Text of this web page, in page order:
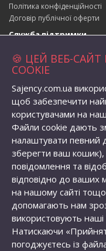
Політика конфіденційності
Договір публічної оферти
Служба підтримки
Повернення товару
Карта сайту
Адреса магазина
вул. Набережна 1, село
Глобинська
Полтавська область,
Телефон:+38 (096) 056-82-
Email:
Особистий кабінет
Особистий кабінет
Історія замовлень
Закладки
Розсилка новин
🍪 ЦЕЙ ВЕБ-
COOKIE
Sajency.com.ua
щоб забезпечити
користувачами на
Файли cookie дають
налаштувати певний
зберегти ваш кошик),
повідомлення та
відповідно до ваших
на нашому сайті
допомагають нам
використовують наші
Натискаючи
погоджуєтесь із